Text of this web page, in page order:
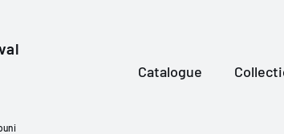
Catalogue